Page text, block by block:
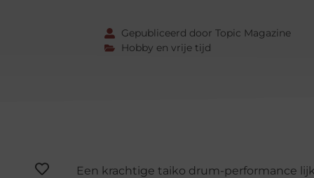
Gepubliceerd door Topic Magazine
Hobby en vrije tijd
Een krachtige taiko drum-performance